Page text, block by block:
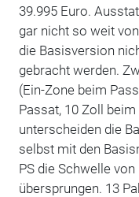
39.995 Euro.
gar nicht so weit
die Basisversion
gebracht werden.
(Ein-Zone beim
Passat, 10 Zoll
unterscheiden die
selbst mit den
PS die Schwelle
übersprungen. 13